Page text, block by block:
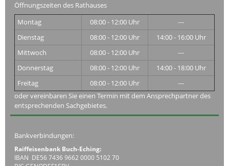
Öffnungszeiten des Rathauses
Montag
08:00 - 12:00 Uhr
---
Dienstag
08:00 - 12:00 Uhr
14:00 - 16:00 Uhr
Mittwoch
08:00 - 12:00 Uhr
---
Donnerstag
08:00 - 12:00 Uhr
14:00 - 18:00 Uhr
Freitag
08:00 - 12:00 Uhr
---
oder vereinbaren Sie einen Termin mit dem Ansprechpartner des
entsprechenden Sachgebietes.
Bankverbindungen:
Raiffeisenbank Buch-Eching:
IBAN DE56 7436 9662 0000 5102 70